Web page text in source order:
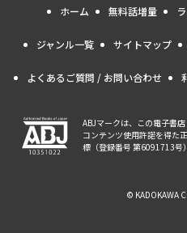
ホーム 無料話増量
ジャンル一覧 サイトマップ
よくあるご質問 / お問い合わせ
ABJマークは、この電子書
コンテンツ使用許諾を得た
標（登録番号 第6091713号
© KADOKAWA